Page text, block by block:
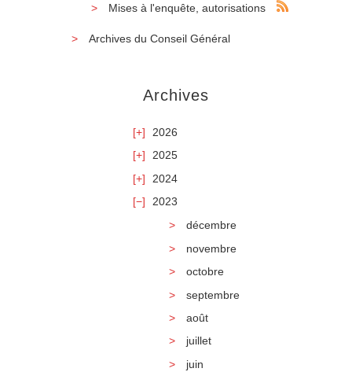
Mises à l'enquête, autorisations
Archives du Conseil Général
Archives
2026
2025
2024
2023
décembre
novembre
octobre
septembre
août
juillet
juin